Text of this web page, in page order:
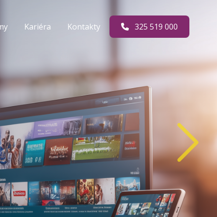
Kariéra Kontakty 325 519 000